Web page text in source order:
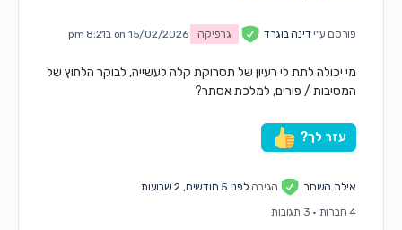
פורסם ע"ידינה בוגרד גרפיקה on 15/02/2026 ב8:21 pm
מי יכולה לתת לי רעיון של תסרוקת קלה לעשייה, לבוקר הלחוץ של
המסיבות / פורים, למלכת אסתר?
עזר לך?
אילת השחר הגיבהלפני 5 חודשים, 2 שבועות
4 חברות
· 3 תגובות